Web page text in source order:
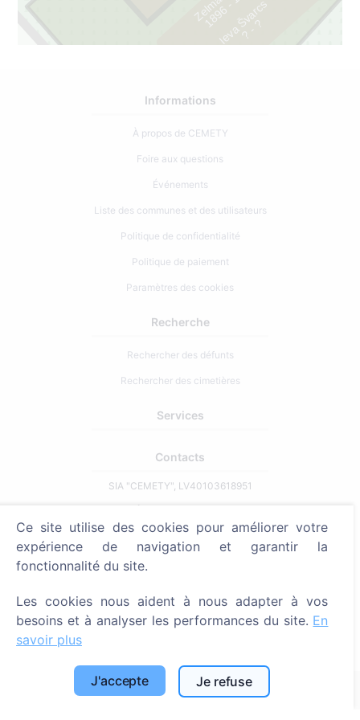
1
8
9
6
-
1
9
7 Ieva Švarcs
?
-
?
Informations
À propos de CEMETY
Foire aux questions
Événements
Liste des communes et des utilisateurs
Politique de confidentialité
Politique de paiement
Paramètres des cookies
Recherche
Rechercher des défunts
Rechercher des cimetières
Services
Contacts
SIA "CEMETY", LV40103618951
info@cemety.lv
Nous intervenons dans tout le pays !
© 2013 - 2026 Cemety Tous droits réservés
Politique de confidentialité et conditions.
Ce site utilise des cookies pour améliorer votre
expérience de navigation et garantir la
fonctionnalité du site.
Les cookies nous aident à nous adapter à vos
besoins et à analyser les performances du site. En
savoir plus
J'accepte Je refuse